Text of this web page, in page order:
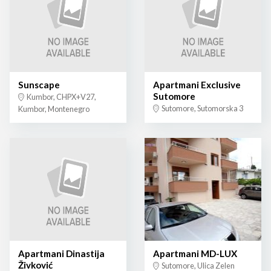
Sunscape
Kumbor, CHPX+V27,
Kumbor, Montenegro
Apartmani Exclusive
Sutomore
Sutomore, Sutomorska 3
Apartmani Dinastija
Živković
Apartmani MD-LUX
Sutomore, Ulica Zelen